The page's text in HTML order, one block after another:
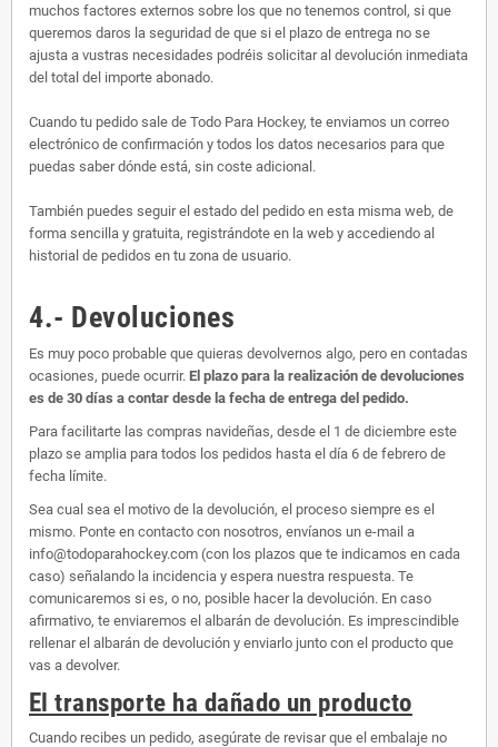
muchos factores externos sobre los que no tenemos control, si que
queremos daros la seguridad de que si el plazo de entrega no se
ajusta a vustras necesidades podréis solicitar al devolución inmediata
del total del importe abonado.
Cuando tu pedido sale de Todo Para Hockey, te enviamos un correo
electrónico de confirmación y todos los datos necesarios para que
puedas saber dónde está, sin coste adicional.
También puedes seguir el estado del pedido en esta misma web, de
forma sencilla y gratuita, registrándote en la web y accediendo al
historial de pedidos en tu zona de usuario.
4.- Devoluciones
Es muy poco probable que quieras devolvernos algo, pero en contadas
ocasiones, puede ocurrir. El plazo para la realización de devoluciones
es de 30 días a contar desde la fecha de entrega del pedido.
Para facilitarte las compras navideñas, desde el 1 de diciembre este
plazo se amplia para todos los pedidos hasta el día 6 de febrero de
fecha límite.
Sea cual sea el motivo de la devolución, el proceso siempre es el
mismo. Ponte en contacto con nosotros, envíanos un e-mail a
info@todoparahockey.com (con los plazos que te indicamos en cada
caso) señalando la incidencia y espera nuestra respuesta. Te
comunicaremos si es, o no, posible hacer la devolución. En caso
afirmativo, te enviaremos el albarán de devolución. Es imprescindible
rellenar el albarán de devolución y enviarlo junto con el producto que
vas a devolver.
El transporte ha dañado un producto
Cuando recibes un pedido, asegúrate de revisar que el embalaje no